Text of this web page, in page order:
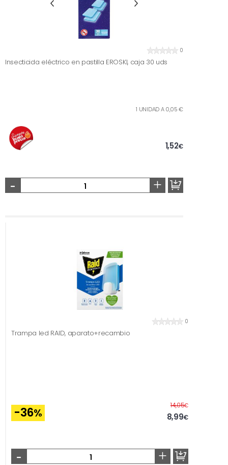
0
Insecticida eléctrico en pastilla EROSKI, caja 30 uds
1 UNIDAD A 0,05 €
1,52€
- +
0
Trampa led RAID, aparato+recambio
-36%
14,05€Antes
8,99€
- +